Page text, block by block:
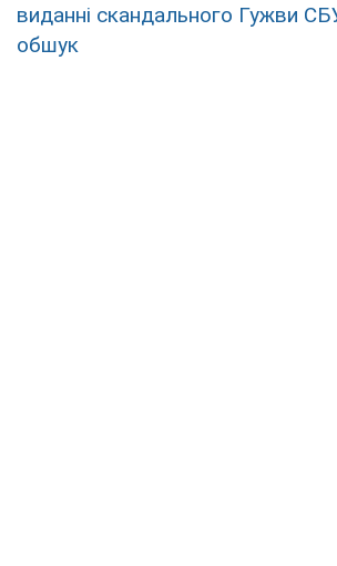
виданні скандального Гужви
обшук